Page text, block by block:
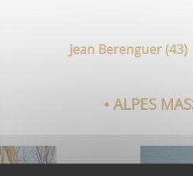
Jean Berenguer (43)
• ALPES